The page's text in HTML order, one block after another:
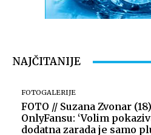
NAJČITANIJE
FOTOGALERIJE
FOTO // Suzana Zvonar
OnlyFansu: ‘Volim
dodatna zarada je samo